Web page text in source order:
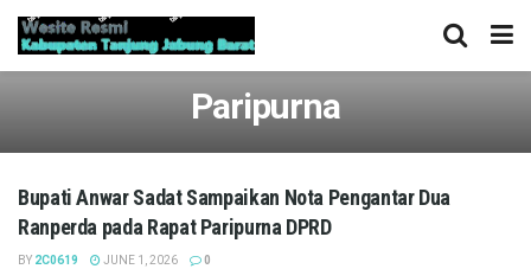
Paripurna
Bupati Anwar Sadat Sampaikan Nota Pengantar Dua
Ranperda pada Rapat Paripurna DPRD
BY 2C0619 JUNE 1, 2026 0